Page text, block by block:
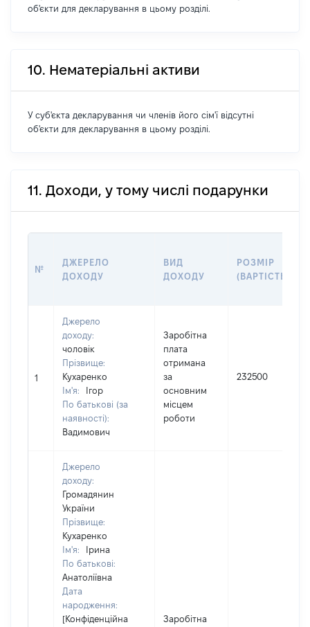
об'єкти для декларування в цьому розділі.
10. Нематеріальні активи
У суб'єкта декларування чи членів його сім'ї відсутні
об'єкти для декларування в цьому розділі.
11. Доходи, у тому числі подарунки
№
ДЖЕРЕЛО
ДОХОДУ
ВИД
ДОХОДУ
РОЗМІР
(ВАРТІСТЬ)
1
Джерело
доходу:
чоловік
Прізвище:
Кухаренко
Ім'я:
Ігор
По батькові (за
наявності):
Вадимович
Заробітна
плата
отримана
за
основним
місцем
роботи
232500
Джерело
доходу:
Громадянин
України
Прізвище:
Кухаренко
Ім'я:
Ірина
По батькові:
Анатоліївна
Дата
народження:
[Конфіденційна
Заробітна